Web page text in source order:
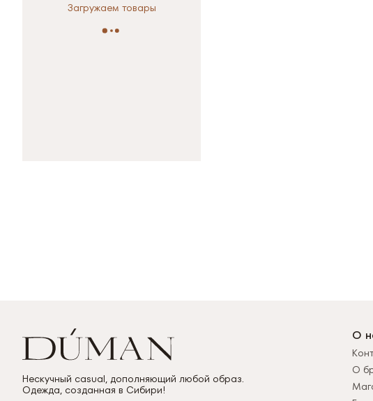
Загружаем товары
Нескучный casual, дополняющий любой образ.
Одежда, созданная в Сибири!
О
О